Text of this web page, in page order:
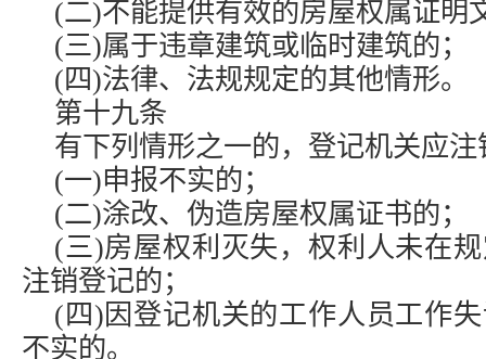
(二)不能提供有效的房屋权属证明
(三)属于违章建筑或临时建筑的；
(四)法律、法规规定的其他情形。
第十九条
有下列情形之一的，登记机关应
(一)申报不实的；
(二)涂改、伪造房屋权属证书的；
(三)房屋权利灭失，权利人未在
注销登记的；
(四)因登记机关的工作人员工作
不实的。